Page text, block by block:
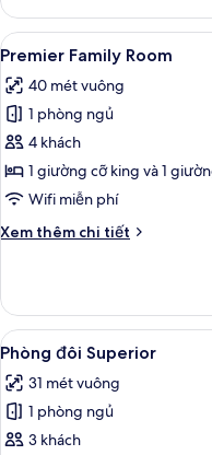
Phòng
Suite
Executive
Xem
tất
cả
ảnh
Premier
Family
Room
6
Premier Family Room
40 mét vuông
1 phòng ngủ
4 khách
1 giường cỡ king và 1
Wifi miễn phí
Xem thêm chi tiết
Chi
Premier
Family
Room
Xem
tất
cả
ảnh
Phòng
3
Phòng đôi Superior
31 mét vuông
1 phòng ngủ
3 khách